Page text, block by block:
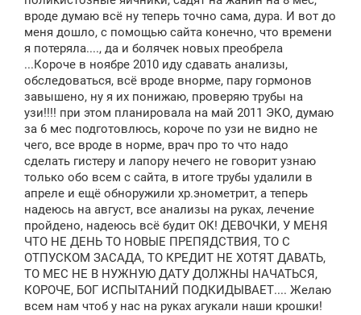
вроде думаю всё ну теперь точно сама, дура. И вот до
меня дошло, с помощью сайта конечно, что времени
я потеряла...., да и болячек новых преобрела
...Короче в ноябре 2010 иду сдавать анализы,
обследоваться, всё вроде внорме, пару гормонов
завышено, ну я их понижаю, проверяю трубы на
узи!!!! при этом планировала на май 2011 ЭКО, думаю
за 6 мес подготовлюсь, короче по узи не видно не
чего, все вроде в норме, врач про то что надо
сделать гистеру и лапору нечего не говорит узнаю
только обо всем с сайта, в итоге трубы удалили в
апреле и ещё обноружили хр.энометрит, а теперь
надеюсь на август, все анализы на руках, лечение
пройдено, надеюсь всё будит ОК! ДЕВОЧКИ, У МЕНЯ
ЧТО НЕ ДЕНЬ ТО НОВЫЕ ПРЕПЯДСТВИЯ, ТО С
ОТПУСКОМ ЗАСАДА, ТО КРЕДИТ НЕ ХОТЯТ ДАВАТЬ,
ТО МЕС НЕ В НУЖНУЮ ДАТУ ДОЛЖНЫ НАЧАТЬСЯ,
КОРОЧЕ, БОГ ИСПЫТАНИЙ ПОДКИДЫВАЕТ.... Желаю
всем нам чтоб у нас на руках агукали наши крошки!